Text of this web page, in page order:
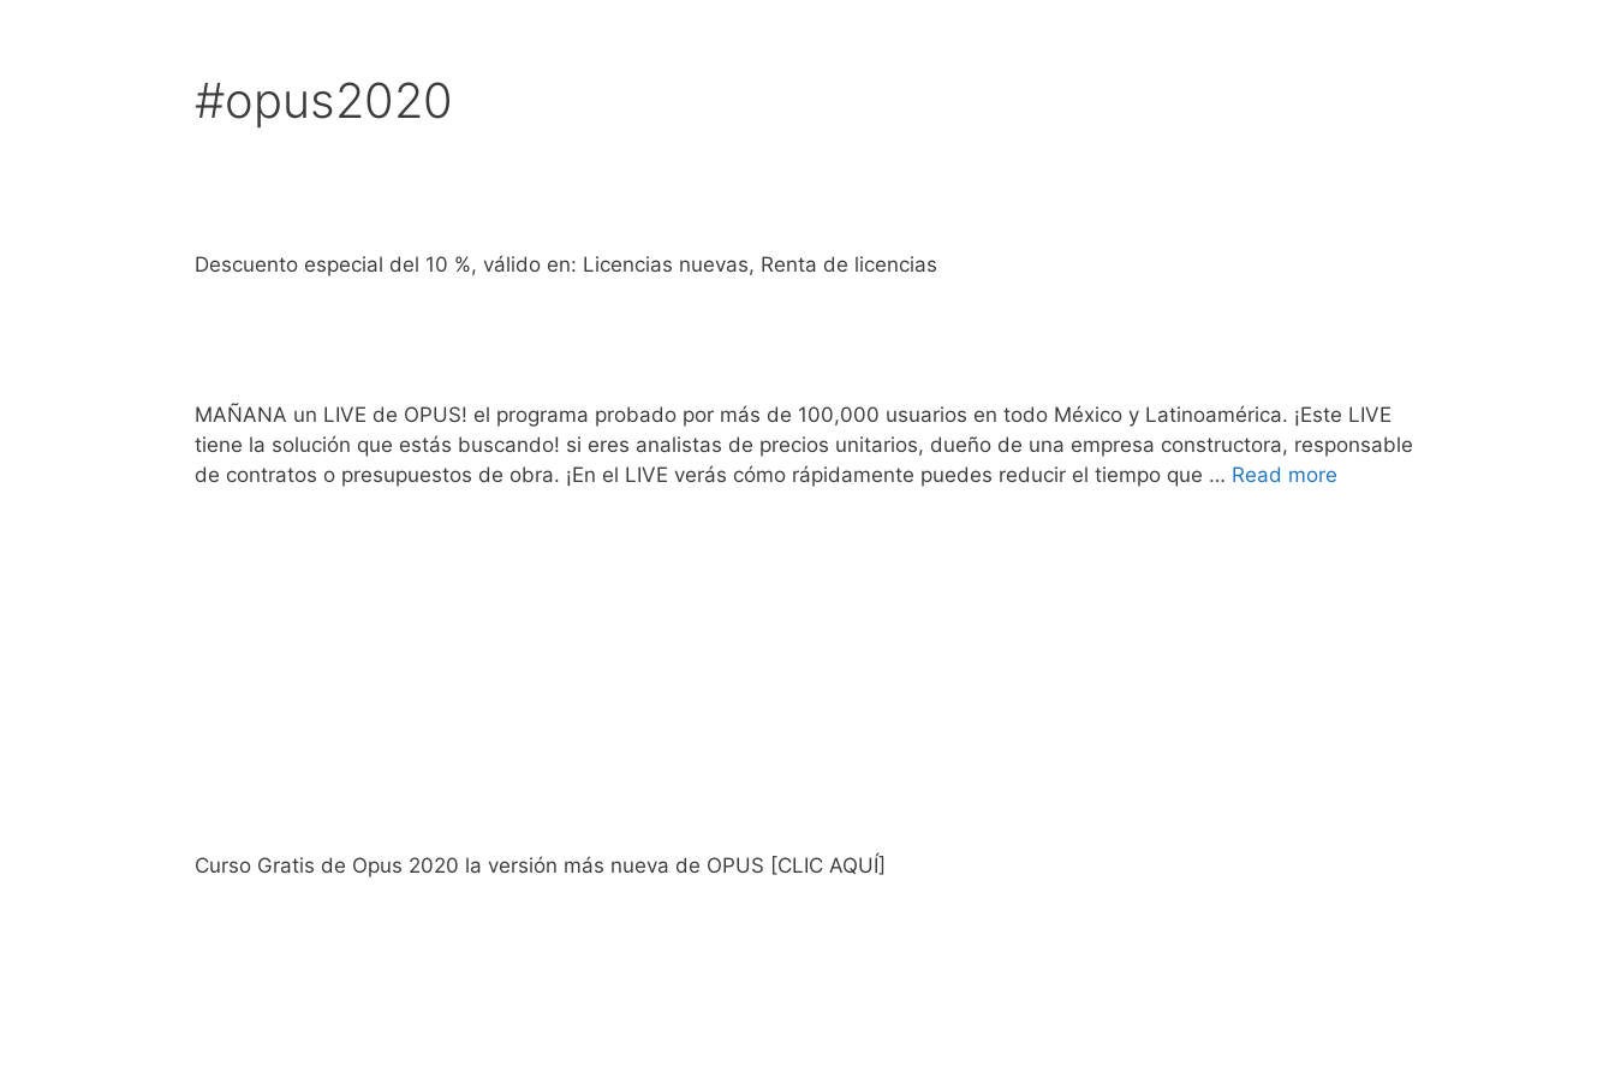
#opus2020
Descuento especial del 10 %, válido en: Licencias nuevas, Renta de licencias
MAÑANA un LIVE de OPUS! el programa probado por más de 100,000 usuarios en todo México y Latinoamérica. ¡Este LIVE
tiene la solución que estás buscando! si eres analistas de precios unitarios, dueño de una empresa constructora, responsable
de contratos o presupuestos de obra. ¡En el LIVE verás cómo rápidamente puedes reducir el tiempo que … Read more
Curso Gratis de Opus 2020 la versión más nueva de OPUS [CLIC AQUÍ]